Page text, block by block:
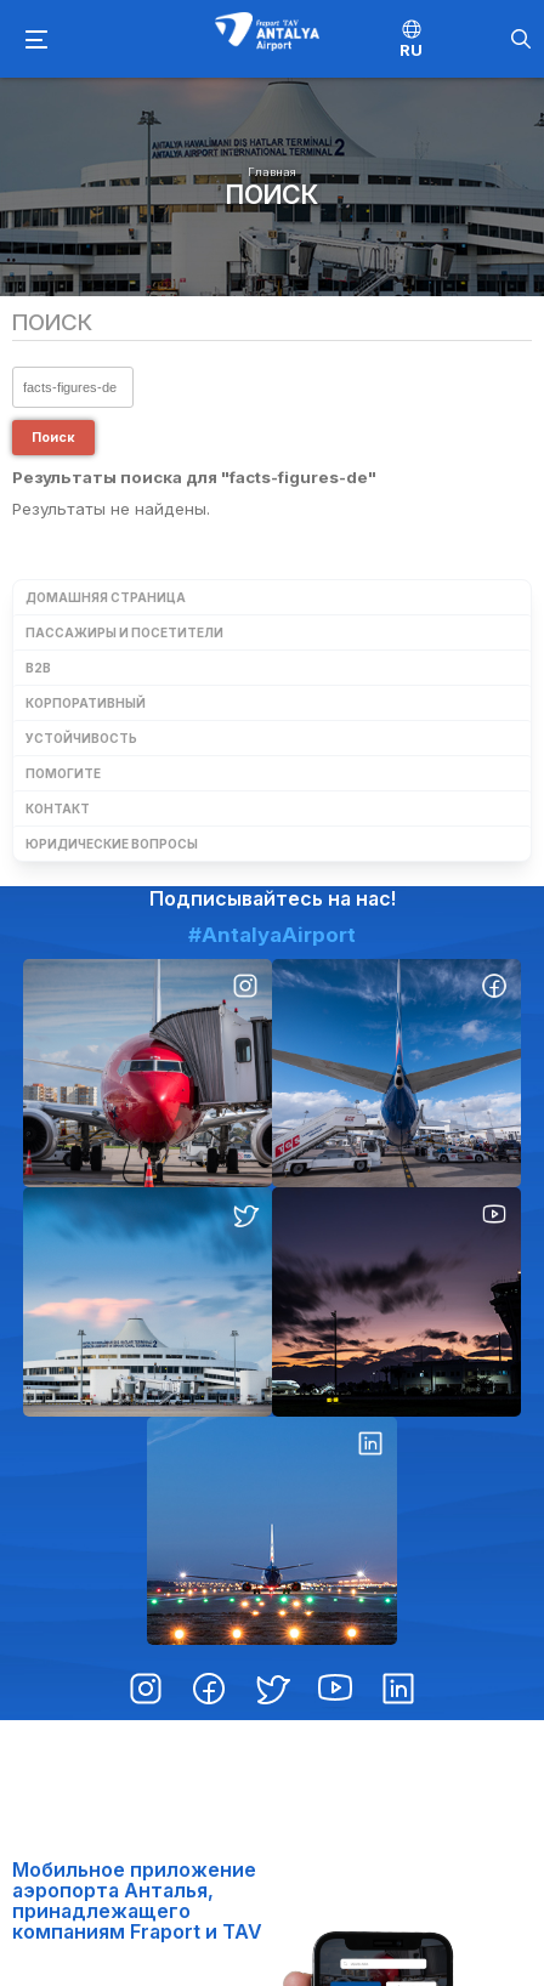
RU
Главная
ПОИСК
ПОИСК
Поиск
Результаты поиска для "facts-figures-de"
Результаты не найдены.
ДОМАШНЯЯ СТРАНИЦА
ПАССАЖИРЫ И ПОСЕТИТЕЛИ
B2B
КОРПОРАТИВНЫЙ
УСТОЙЧИВОСТЬ
ПОМОГИТЕ
КОНТАКТ
ЮРИДИЧЕСКИЕ ВОПРОСЫ
Подписывайтесь на нас!
#AntalyaAirport
Мобильное приложение
аэропорта Анталья,
принадлежащего
компаниям Fraport и TAV